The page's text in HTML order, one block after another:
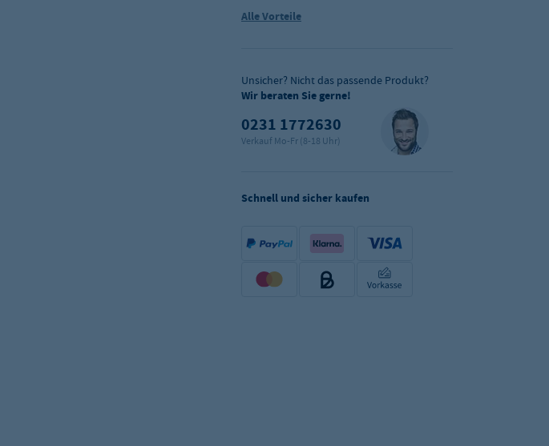
Alle Vorteile
Unsicher? Nicht das passende Produkt?
Wir beraten Sie gerne!
0231 1772630
Verkauf Mo-Fr (8-18 Uhr)
Schnell und sicher kaufen